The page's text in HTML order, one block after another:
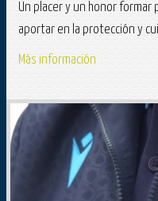
Un placer y un honor
aportar en la protección y
Más información